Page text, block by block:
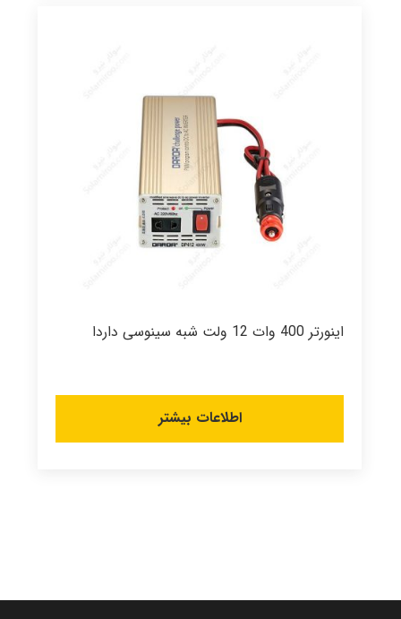
اینورتر 400 وات 12 ولت شبه سینوسی داردا
اطلاعات بیشتر